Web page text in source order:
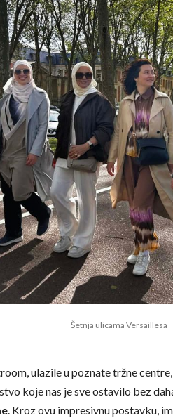
Šetnja ulicama Versaillesa
ulazile u poznate tržne
koje nas je sve ostavilo bez
. Kroz ovu impresivnu postavku,